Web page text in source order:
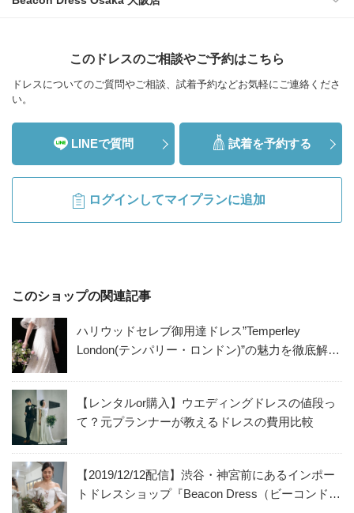
このドレスのご相談やご予約はこちら
ドレスについてのご質問やご相談、試着予約などお気軽にご連絡くださ
い。
LINEで質問 試着を予約する
ログインしてマイプランに追加
このショップの関連記事
ハリウッドセレブ御用達ドレス”Temperley
London(テンパリー・ロンドン)”の魅力を徹底解
【レンタルor購入】ウエディングドレスの値段っ
て？元プランナーが教えるドレスの費用比較
【2019/12/12配信】渋谷・神宮前にあるインポー
トドレスショップ『Beacon Dress（ビーコンドレ